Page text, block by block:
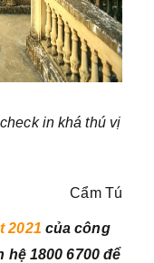
in khá thú vị
Cẩm Tú
2021 của công
hệ 1800 6700 để